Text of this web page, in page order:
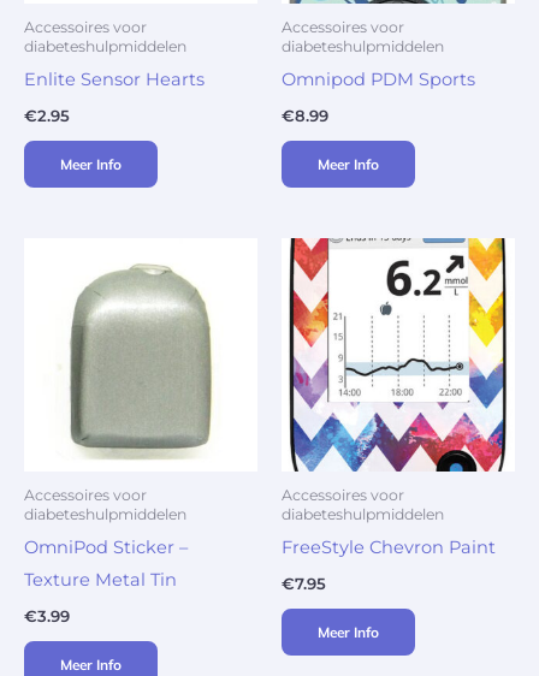
Accessoires voor
diabeteshulpmiddelen
Enlite Sensor Hearts
€2.95
Meer Info
Accessoires voor
diabeteshulpmiddelen
Omnipod PDM Sports
€8.99
Meer Info
Accessoires voor
diabeteshulpmiddelen
OmniPod Sticker –
Texture Metal Tin
€3.99
Meer Info
Accessoires voor
diabeteshulpmiddelen
FreeStyle Chevron Paint
€7.95
Meer Info